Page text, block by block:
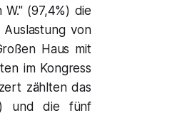
(97,4%) die
von
Haus mit
im Kongress
zählten das
und die fünf